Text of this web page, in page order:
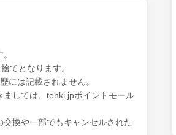
てとなります。
には記載されません。
しては、tenki.jpポイントモール
換や一部でもキャンセルされた